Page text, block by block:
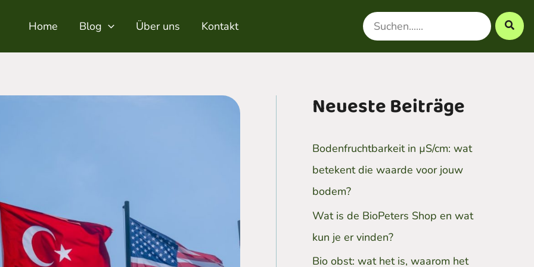
Home Blog Über uns Kontakt
Search
for:
Neueste Beiträge
Bodenfruchtbarkeit in µS/cm: wat
betekent die waarde voor jouw
bodem?
Wat is de BioPeters Shop en wat
kun je er vinden?
Bio obst: wat het is, waarom het